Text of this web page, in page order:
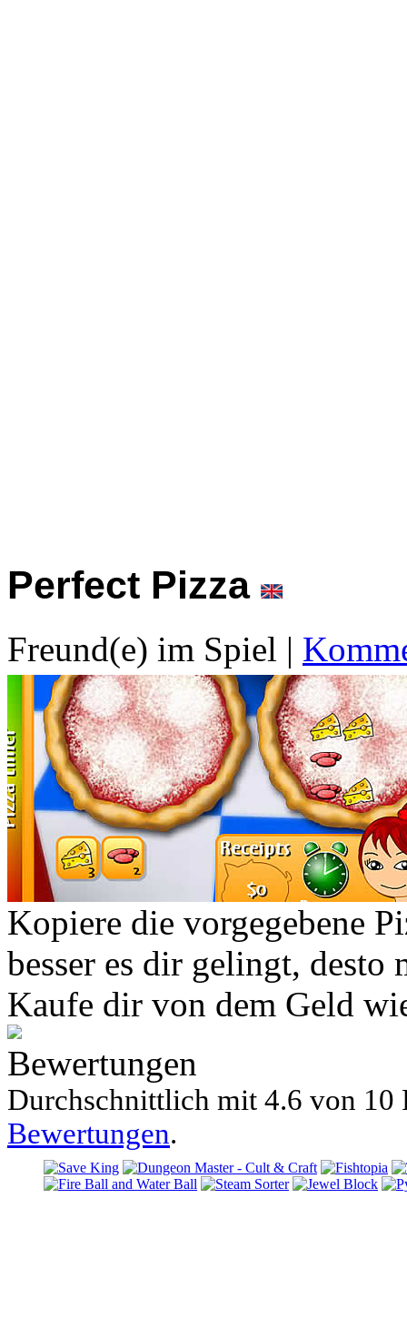
Perfect Pizza
Freund(e) im Spiel |
Kopiere die vorgegebene
besser es dir gelingt, desto
Kaufe dir von dem Geld
Bewertungen
Durchschnittlich mit 4.6 von 10
Bewertungen.